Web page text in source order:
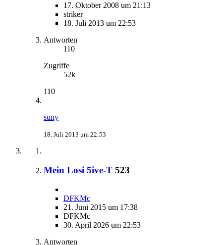
17. Oktober 2008 um 21:13
striker
18. Juli 2013 um 22:53
Antworten
110
Zugriffe
52k
110
suny
18. Juli 2013 um 22:53
Mein Losi 5ive-T 523
DFKMc
21. Juni 2015 um 17:38
DFKMc
30. April 2026 um 22:53
Antworten